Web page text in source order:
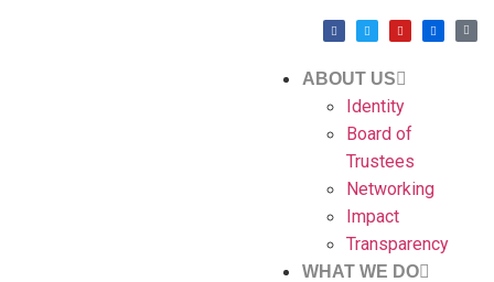
ABOUT US
Identity
Board of
Trustees
Networking
Impact
Transparency
WHAT WE DO